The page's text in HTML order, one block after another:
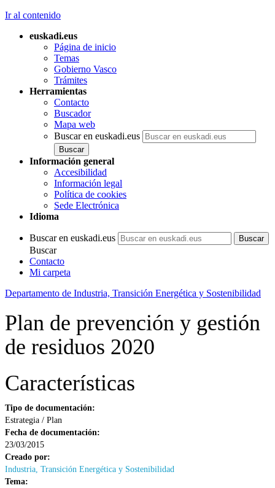
Ir al contenido
euskadi.eus
Página de inicio
Temas
Gobierno Vasco
Trámites
Herramientas
Contacto
Buscador
Mapa web
Buscar en euskadi.eus
Información general
Accesibilidad
Información legal
Política de cookies
Sede Electrónica
Idioma
Buscar en euskadi.eus
Buscar
Contacto
Mi carpeta
Departamento de Industria, Transición Energética y Sostenibilidad
Plan de prevención y gestión
de residuos 2020
Características
Tipo de documentación:
Estrategia / Plan
Fecha de documentación:
23/03/2015
Creado por:
Industria, Transición Energética y Sostenibilidad
Tema: